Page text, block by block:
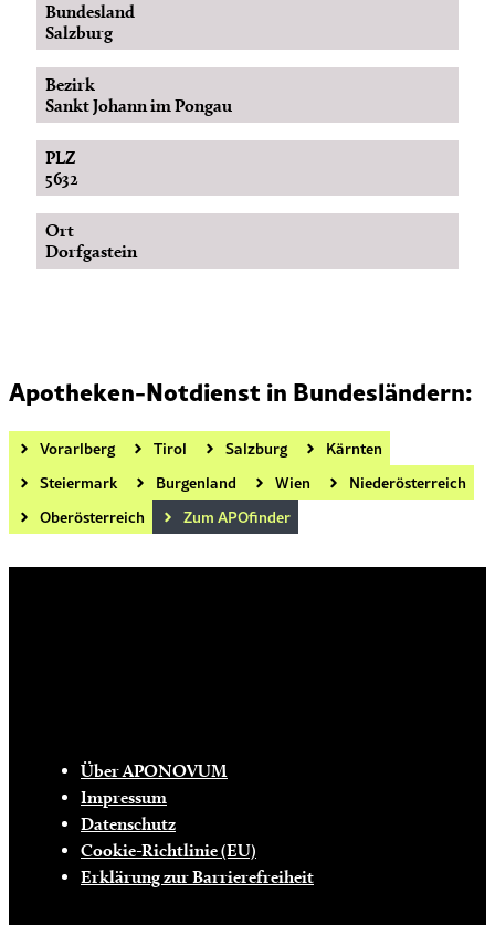
Bundesland
Salzburg
Bezirk
Sankt Johann im Pongau
PLZ
5632
Ort
Dorfgastein
Apotheken-Notdienst in Bundesländern:
Vorarlberg Tirol Salzburg
Kärnten
Steiermark
Burgenland Wien
Niederösterreich
Oberösterreich
Zum APOfinder
Über APONOVUM
Impressum
Datenschutz
Cookie-Richtlinie (EU)
Erklärung zur Barrierefreiheit